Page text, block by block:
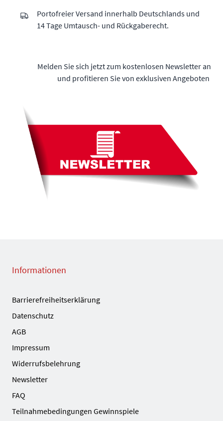
Portofreier Versand innerhalb Deutschlands und
14 Tage Umtausch- und Rückgaberecht.
Melden Sie sich jetzt zum kostenlosen Newsletter an
und profitieren Sie von exklusiven Angeboten
Informationen
Barrierefreiheitserklärung
Datenschutz
AGB
Impressum
Widerrufsbelehrung
Newsletter
FAQ
Teilnahmebedingungen Gewinnspiele